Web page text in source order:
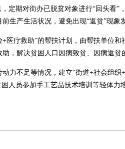
定期对街办已脱贫对象进行“回头看”
生产生活状况，避免出现“返贫”现象
疗救助”的帮扶计划，由帮扶单位和
，解决贫困人口因病致贫、因病返贫
不足等情况，建立“街道+社会组织
人员参加手工艺品技术培训等轻体力